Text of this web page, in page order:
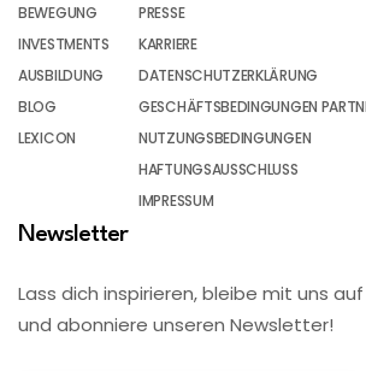
BEWEGUNG
INVESTMENTS
AUSBILDUNG
BLOG
LEXICON
PRESSE
KARRIERE
DATENSCHUTZERKLÄRUNG
GESCHÄFTSBEDINGUNGEN
NUTZUNGSBEDINGUNGEN
HAFTUNGSAUSSCHLUSS
IMPRESSUM
Newsletter
Lass dich inspirieren, bleibe mit uns
und abonniere unseren Newsletter!